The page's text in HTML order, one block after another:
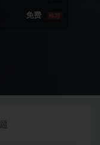
免费 推荐